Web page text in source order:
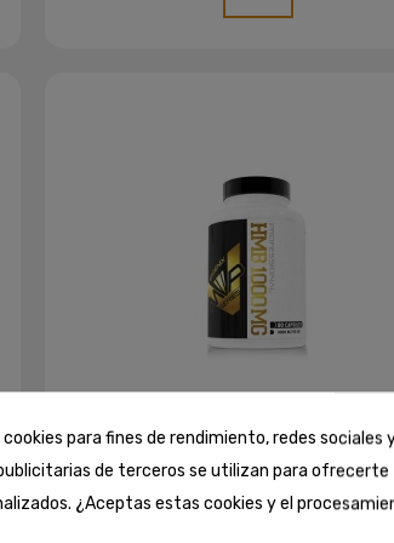
BCAA
HMB - MVP IOGENIX
para fines de rendimiento, redes sociales
de terceros se utilizan para
¿Aceptas estas cookies y el